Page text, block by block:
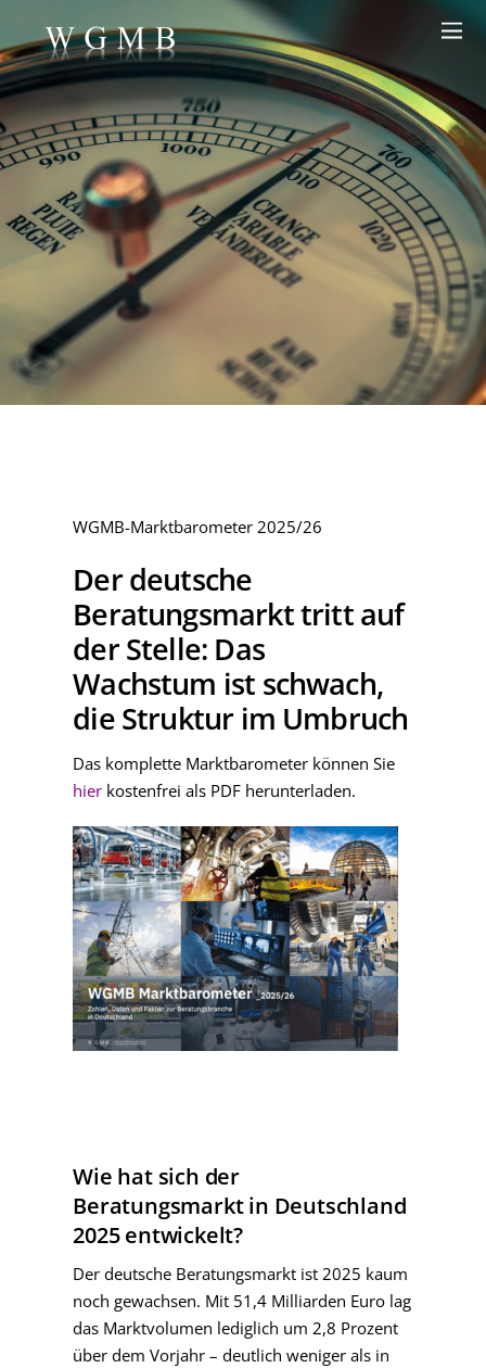
WGMB-Marktbarometer 2025/26
Der deutsche
Beratungsmarkt tritt auf
der Stelle: Das
Wachstum ist schwach,
die Struktur im Umbruch
Das komplette Marktbarometer können Sie
hier kostenfrei als PDF herunterladen.
Wie hat sich der
Beratungsmarkt in Deutschland
2025 entwickelt?
Der deutsche Beratungsmarkt ist 2025 kaum
noch gewachsen. Mit 51,4 Milliarden Euro lag
das Marktvolumen lediglich um 2,8 Prozent
über dem Vorjahr – deutlich weniger als in